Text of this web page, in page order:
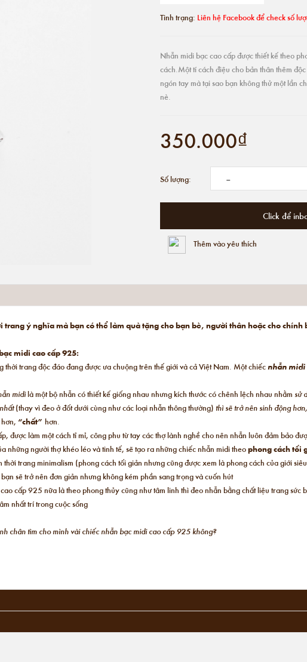
Tình trạng: Liên hệ Facebook để check số
Nhẫn midi bạc cao cấp được thiết kế theo
cách.Một tí cách điệu cho bản thân thêm
ngón tay mà tại sao bạn không thử một lần
nè.
350.000₫
Số lượng: -
Click để
Thêm vào yêu thích
ý nghĩa mà bạn có thể làm quà tặng cho bạn bè, người thân hoặc cho chính
midi cao cấp 925:
trang độc đáo đang được ưa chuộng trên thế giới và cả Việt Nam. Một chiếcnhẫn midi
midilà một bộ nhẫn có thiết kế giống nhau nhưng kích thước có chênh lệch nhau nhằmsử
(thay vì đeo ở đốt dưới cùng như các loại nhẫn thông thường) thì sẽ trở nên sinh động
“chất” hơn.
được làm một cách tỉ mỉ, công phu từ tay các thợ lành nghề cho nên nhẫn luôn đảm bảo
những người thợ khéo léo và tinh tế, sẽ tạo ra những chiếc nhẫn midi theophong cách tối
thời trang minimalism (phong cách tối giản nhưng cũng được xem là phong cách của giới
sẽ trở nên đơn giản nhưng không kém phần sang trọng và cuốn hút
cao cấp 925 nữa là theo phong thủy cũng như tâm linh thì đeo nhẫn bằng chất liệu trang sức
nhất trí trong cuộc sống
chân tìm cho mình vài chiếc nhẫn bạc midi cao cấp 925 không?